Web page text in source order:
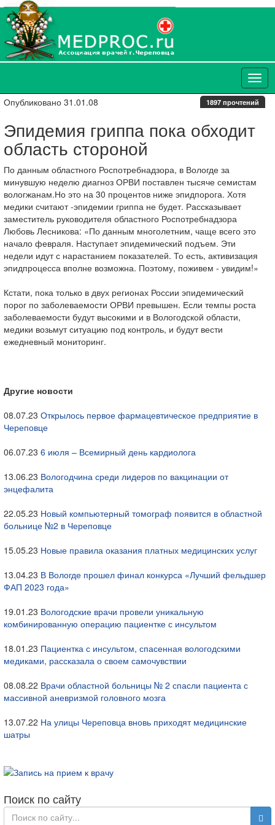
Опубликовано 31.01.08 1897 прочтений
Эпидемия гриппа пока обходит
область стороной
По данным областного Роспотребнадзора, в Вологде за
минувшую неделю диагноз ОРВИ поставлен тысяче семистам
вологжанам.Но это на 30 процентов ниже эпидпорога. Хотя
медики считают -эпидемии гриппа не будет. Рассказывает
заместитель руководителя областного Роспотребнадзора
Любовь Лесникова: «По данным многолетним, чаще всего это
начало февраля. Наступает эпидемический подъем. Эти
недели идут с нарастанием показателей. То есть, активизация
эпидпроцесса вполне возможна. Поэтому, поживем - увидим!»
Кстати, пока только в двух регионах России эпидемический
порог по заболеваемости ОРВИ превышен. Если темпы роста
заболеваемости будут высокими и в Вологодской области,
медики возьмут ситуацию под контроль, и будут вести
ежедневный мониторинг.
Другие новости
08.07.23 Открылось первое фармацевтическое предприятие в
Череповце
06.07.23 6 июля – Всемирный день кардиолога
13.06.23 Вологодчина среди лидеров по вакцинации от
энцефалита
22.05.23 Новый компьютерный томограф появится в областной
больнице №2 в Череповце
15.05.23 Новые правила оказания платных медицинских услуг
13.04.23 В Вологде прошел финал конкурса «Лучший фельдшер
ФАП 2023 года»
19.01.23 Вологодские врачи провели уникальную
комбинированную операцию пациентке с инсультом
18.01.23 Пациентка с инсультом, спасенная вологодскими
медиками, рассказала о своем самочувствии
08.08.22 Врачи областной больницы № 2 спасли пациента с
массивной аневризмой головного мозга
13.07.22 На улицы Череповца вновь приходят медицинские
шатры
Поиск по сайту